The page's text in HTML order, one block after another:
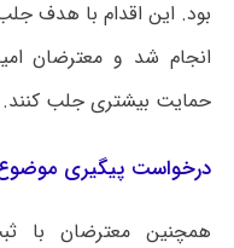
بود. این اقدام با هدف
انجام شد و معترضان
حمایت بیشتری جلب کنند.
درخواست پیگیری موضوع
همچنین معترضان با